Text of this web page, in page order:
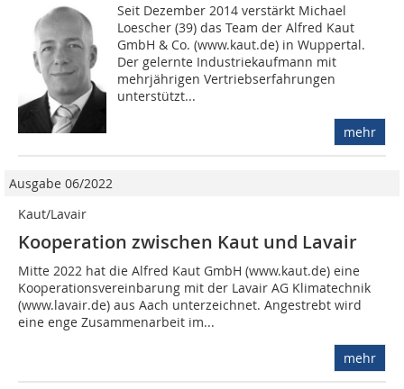
Seit Dezember 2014 verstärkt Michael
Loescher (39) das Team der Alfred Kaut
GmbH & Co. (www.kaut.de) in Wuppertal.
Der gelernte Industriekaufmann mit
mehrjährigen Vertriebserfahrungen
unterstützt...
mehr
Ausgabe 06/2022
Kaut/Lavair
Kooperation zwischen Kaut und Lavair
Mitte 2022 hat die Alfred Kaut GmbH (www.kaut.de) eine
Kooperationsvereinbarung mit der Lavair AG Klimatechnik
(www.lavair.de) aus Aach unterzeichnet. Angestrebt wird
eine enge Zusammenarbeit im...
mehr